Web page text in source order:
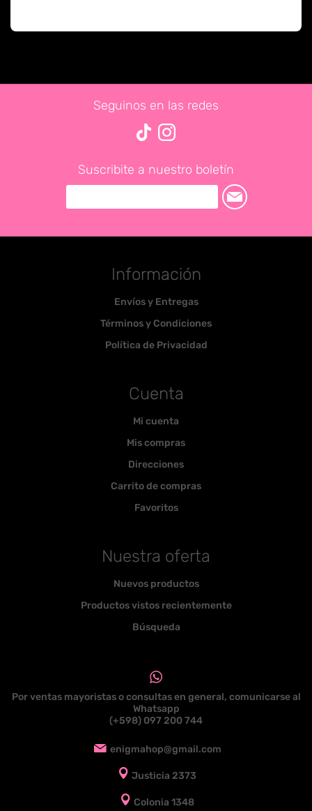
Seguinos en las redes
Suscribite a nuestro boletín
Información
Envíos y Entregas
Términos y Condiciones
Política de Privacidad
Cuenta
Mi cuenta
Mis compras
Direcciones
Carrito de compras
Favoritos
Nuestra oferta
Nuevos productos
Productos vistos recientemente
Búsqueda
Por ventas mayoristas o consultas en general, comunicarse al
Whatsapp
(+598) 097 200 744
enigmahop@gmail.com
Justicia 2373
Colonia 1348